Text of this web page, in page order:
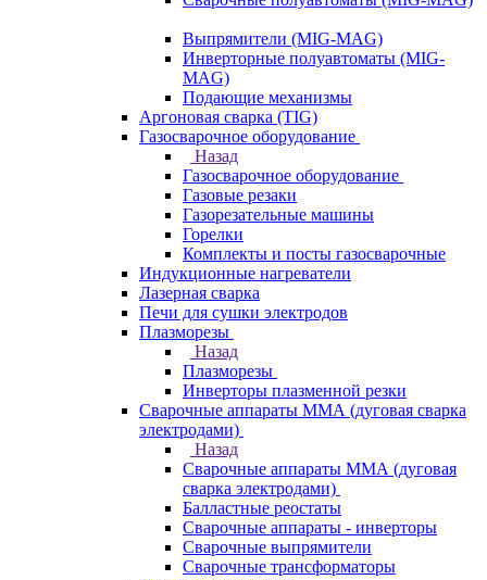
Выпрямители (MIG-MAG)
Инверторные полуавтоматы (MIG-
MAG)
Подающие механизмы
Аргоновая сварка (TIG)
Газосварочное оборудование
Назад
Газосварочное оборудование
Газовые резаки
Газорезательные машины
Горелки
Комплекты и посты газосварочные
Индукционные нагреватели
Лазерная сварка
Печи для сушки электродов
Плазморезы
Назад
Плазморезы
Инверторы плазменной резки
Сварочные аппараты ММА (дуговая сварка
электродами)
Назад
Сварочные аппараты ММА (дуговая
сварка электродами)
Балластные реостаты
Сварочные аппараты - инверторы
Сварочные выпрямители
Сварочные трансформаторы